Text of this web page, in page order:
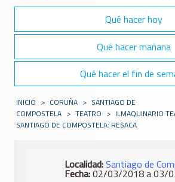
Qué hacer hoy
Qué hacer mañana
Qué hacer el fin de
INICIO > CORUÑA > SANTIAGO DE
COMPOSTELA > TEATRO > ILMAQUINARIO
SANTIAGO DE COMPOSTELA: RESACA
Localidad:Santiago de
Fecha:02/03/2018 a 03/